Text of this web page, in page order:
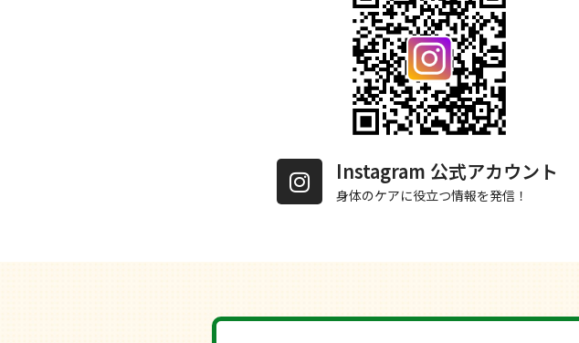
Instagram 公式アカウント
身体のケアに役立つ情報を発信！